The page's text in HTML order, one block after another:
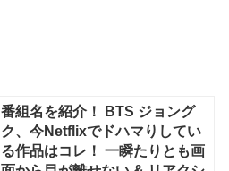
番組名を紹介！ BTS ジョング
ク、今Netflixでドハマりしてい
る作品はコレ！ 一瞬たりとも画